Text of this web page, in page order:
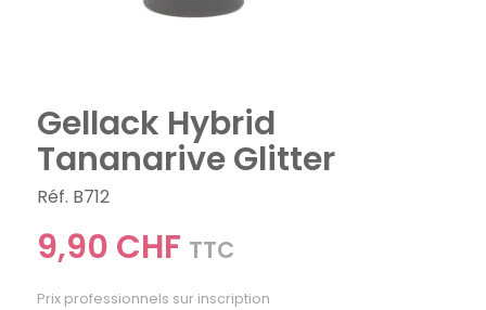
Gellack Hybrid
Tananarive Glitter
Réf. B712
9,90 CHF TTC
Prix professionnels sur inscription